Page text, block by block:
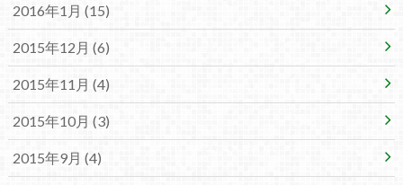
2016年1月 (15)
2015年12月 (6)
2015年11月 (4)
2015年10月 (3)
2015年9月 (4)